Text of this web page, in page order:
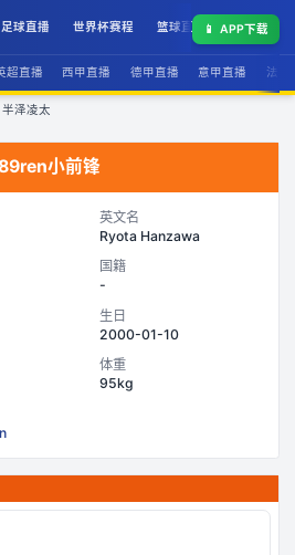
足球直播 世界杯赛程 篮球直播 联赛积分
📱 APP下载
超直播 西甲直播 德甲直播 意甲直播 法甲
半泽凌太
小前锋
英文名
Ryota Hanzawa
国籍
-
生日
2000-01-10
体重
95kg